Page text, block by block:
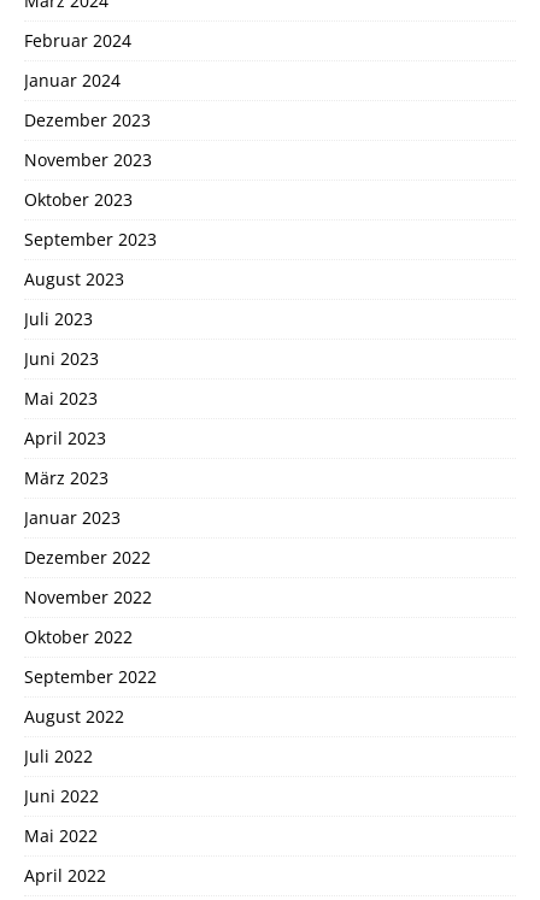
Februar 2024
Januar 2024
Dezember 2023
November 2023
Oktober 2023
September 2023
August 2023
Juli 2023
Juni 2023
Mai 2023
April 2023
März 2023
Januar 2023
Dezember 2022
November 2022
Oktober 2022
September 2022
August 2022
Juli 2022
Juni 2022
Mai 2022
April 2022